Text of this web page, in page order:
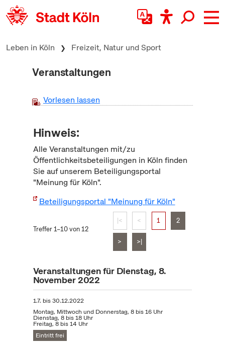
zum Inhalt springen
Leben in Köln Freizeit, Natur und Sport
Veranstaltungen
Vorlesen lassen
Hinweis:
Alle Veranstaltungen mit/zu
Öffentlichkeitsbeteiligungen in Köln finden
Sie auf unserem Beteiligungsportal
"Meinung für Köln".
Beteiligungsportal "Meinung für Köln"
Treffer 1–10 von 12
|< < 1 2
> >|
Veranstaltungen für Dienstag, 8.
November 2022
1.7. bis30.12.2022
Montag, Mittwoch und Donnerstag, 8 bis 16 Uhr
Dienstag, 8 bis 18 Uhr
Freitag, 8 bis 14 Uhr
Eintritt frei